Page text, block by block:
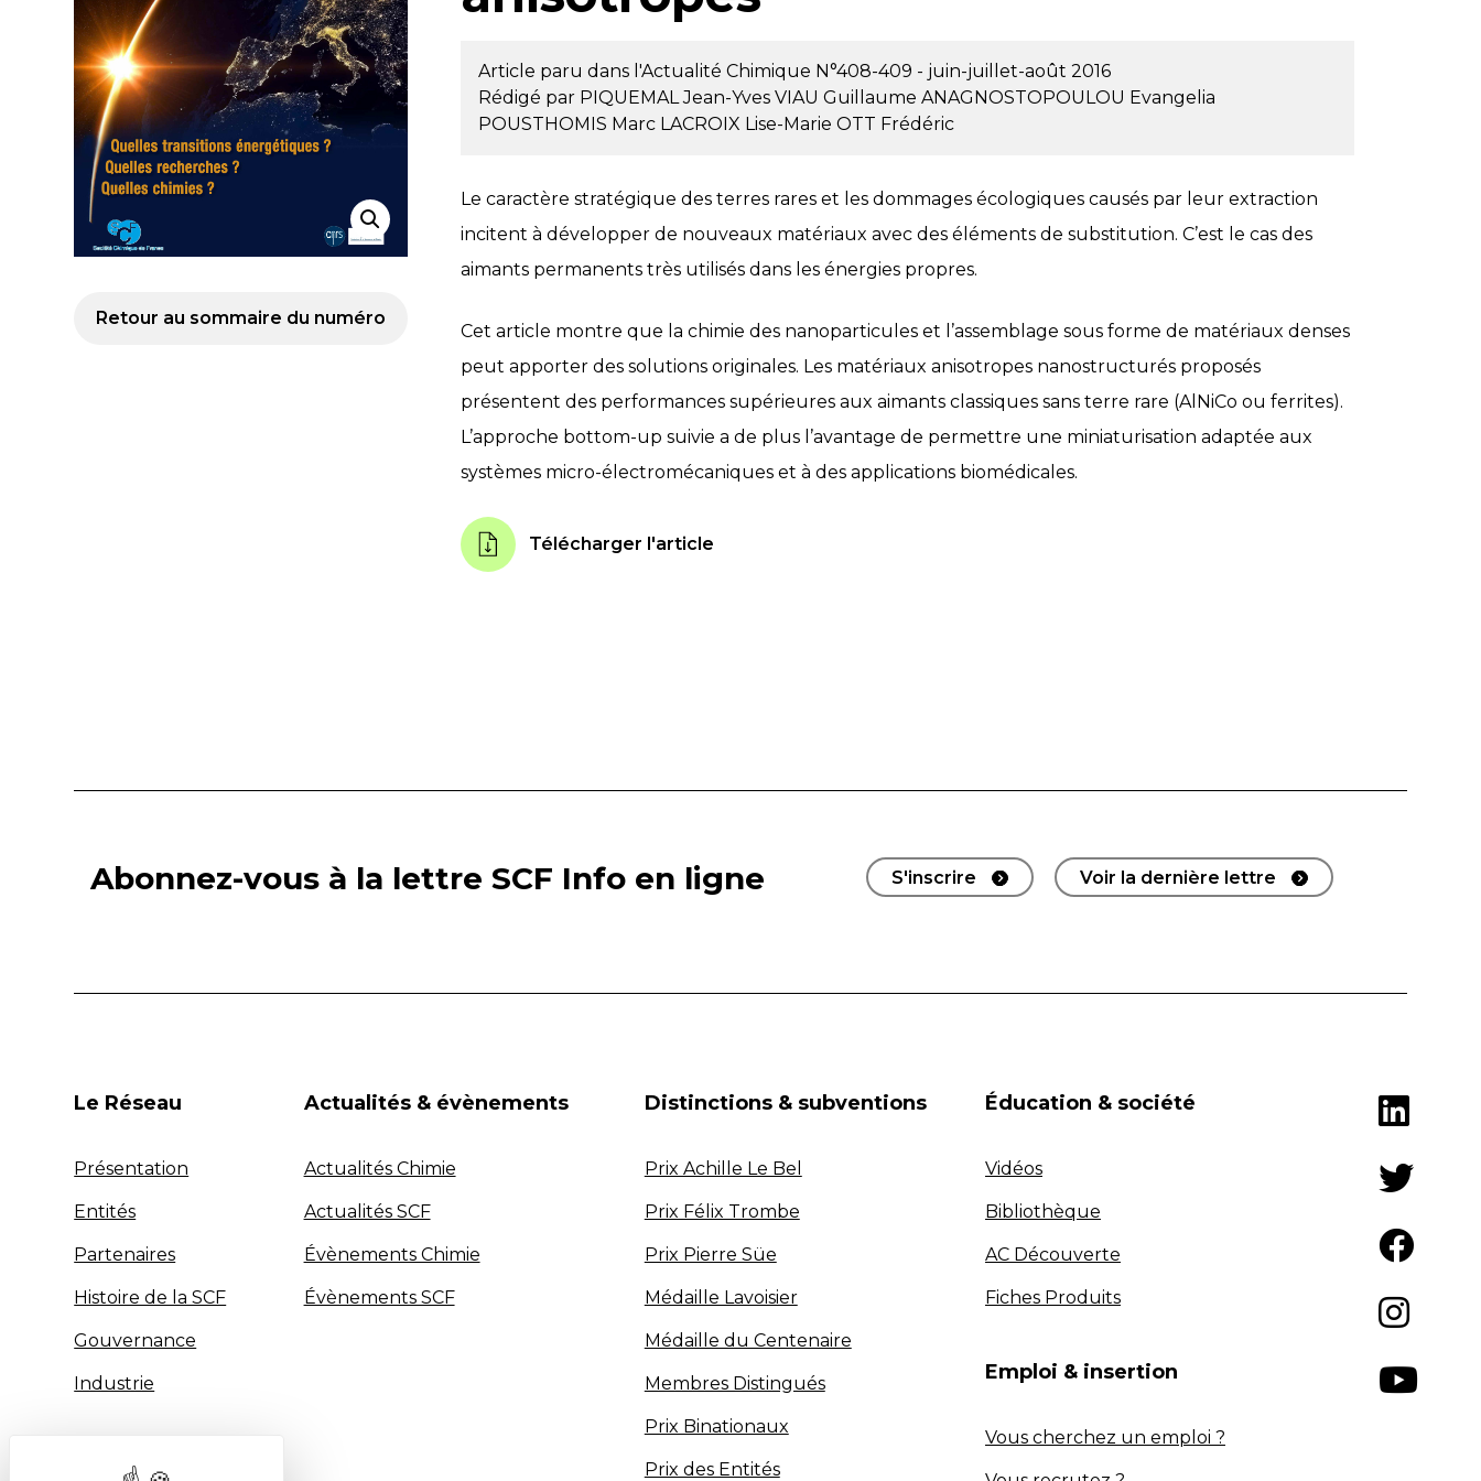
Retour au sommaire du numéro
Article paru dans l'Actualité Chimique N°408-409 - juin-juillet-août 2016
Rédigé par PIQUEMAL Jean-Yves VIAU Guillaume ANAGNOSTOPOULOU Evangelia
POUSTHOMIS Marc LACROIX Lise-Marie OTT Frédéric
Le caractère stratégique des terres rares et les dommages écologiques causés par leur extraction
incitent à développer de nouveaux matériaux avec des éléments de substitution. C’est le cas des
aimants permanents très utilisés dans les énergies propres.
Cet article montre que la chimie des nanoparticules et l’assemblage sous forme de matériaux denses
peut apporter des solutions originales. Les matériaux anisotropes nanostructurés proposés
présentent des performances supérieures aux aimants classiques sans terre rare (AlNiCo ou ferrites).
L’approche bottom-up suivie a de plus l’avantage de permettre une miniaturisation adaptée aux
systèmes micro-électromécaniques et à des applications biomédicales.
Télécharger l'article
Abonnez-vous à la lettre SCF Info en ligne S'inscrire Voir la dernière lettre
Le Réseau
Présentation
Entités
Partenaires
Histoire de la SCF
Gouvernance
Industrie
Actualités & évènements
Actualités Chimie
Actualités SCF
Évènements Chimie
Évènements SCF
Distinctions & subventions
Prix Achille Le Bel
Prix Félix Trombe
Prix Pierre Süe
Médaille Lavoisier
Médaille du Centenaire
Membres Distingués
Prix Binationaux
Prix des Entités
Éducation & société
Vidéos
Bibliothèque
AC Découverte
Fiches Produits
Emploi & insertion
Vous cherchez un emploi ?